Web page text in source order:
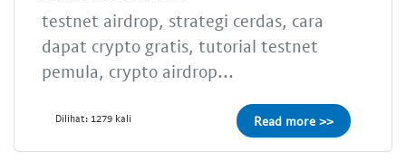
testnet airdrop, strategi cerdas, cara
dapat crypto gratis, tutorial testnet
pemula, crypto airdrop...
Dilihat: 1279 kali Read more >>